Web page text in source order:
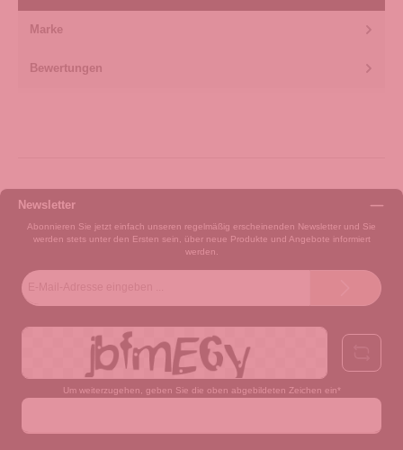
Marke
Bewertungen
Newsletter
Abonnieren Sie jetzt einfach unseren regelmäßig erscheinenden Newsletter und Sie
werden stets unter den Ersten sein, über neue Produkte und Angebote informiert
werden.
Um weiterzugehen, geben Sie die oben abgebildeten Zeichen ein*